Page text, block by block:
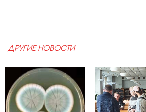
ДРУГИЕ НОВОСТИ